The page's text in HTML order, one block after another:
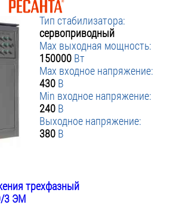
Тип стабилизатора:
сервоприводный
Max выходная мощность:
150000 Вт
Max входное напряжение:
430 В
Min входное напряжение:
240 В
Выходное напряжение:
380 В
трехфазный
3 ЭМ